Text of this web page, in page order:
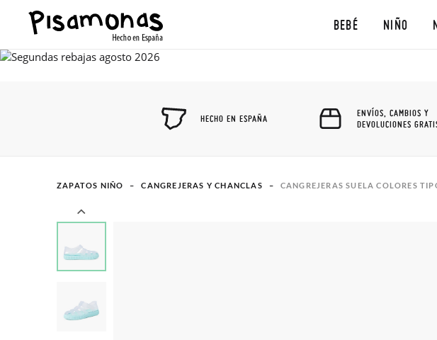
BEBÉ NIÑO
HECHO EN ESPAÑA
ENVÍOS, CAMBIOS Y
DEVOLUCIONES
ZAPATOS NIÑO CANGREJERAS Y CHANCLAS CANGREJERAS SUELA COLORES